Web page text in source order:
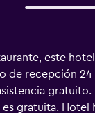
este
de recepción 24
es gratuita.